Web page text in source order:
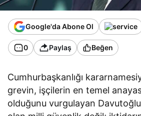
Google'da Abone Ol
0 Paylaş Beğen
Cumhurbaşkanlığı
grevin, işçilerin en temel
olduğunu vurgulayan